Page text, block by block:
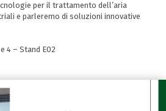
per il trattamento dell’aria
e parleremo di soluzioni innovative
4 – Stand E02